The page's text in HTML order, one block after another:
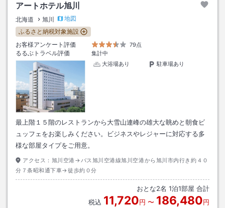
アートホテル旭川
北海道 旭川
地図
ふるさと納税対象施設
お客様アンケート評価
79点
るるぶトラベル評価
集計中
大浴場あり
駐車場あり
最上階１５階のレストランから大雪山連峰の雄大な眺めと朝食ビ
ュッフェをお楽しみください。ビジネスやレジャーに対応する多
様な部屋タイプをご用意。
アクセス： 旭川空港→バス旭川空港線旭川空港から旭川市内行き約４０
分７条昭和通下車→徒歩約０分
おとな2名 1泊1部屋 合計
税込 11,720円 〜 186,480円